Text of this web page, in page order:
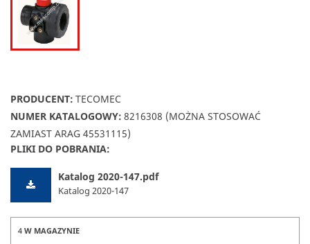
PRODUCENT: TECOMEC
NUMER KATALOGOWY: 8216308 (MOŻNA STOSOWAĆ
ZAMIAST ARAG 45531115)
PLIKI DO POBRANIA:
Katalog 2020-147.pdf
Katalog 2020-147
4 W MAGAZYNIE